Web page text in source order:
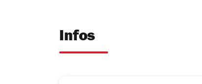
Infos